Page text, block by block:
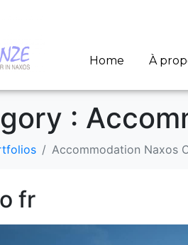
Home À
:
Accommodation Naxos
fr